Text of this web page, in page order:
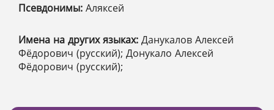
Псевдонимы: Аляксей
Имена на других языках: Данукалов Алексей
Фёдорович (русский); Донукало Алексей
Фёдорович (русский);